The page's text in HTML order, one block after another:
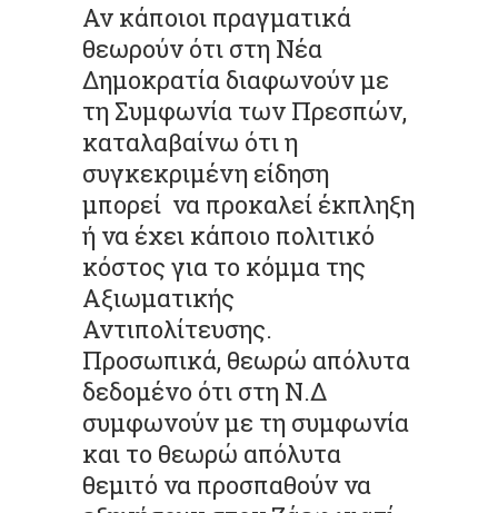
Αν κάποιοι πραγματικά
θεωρούν ότι στη Νέα
Δημοκρατία διαφωνούν με
τη Συμφωνία των Πρεσπών,
καταλαβαίνω ότι η
συγκεκριμένη είδηση
μπορεί να προκαλεί έκπληξη
ή να έχει κάποιο πολιτικό
κόστος για το κόμμα της
Αξιωματικής
Αντιπολίτευσης.
Προσωπικά, θεωρώ απόλυτα
δεδομένο ότι στη Ν.Δ
συμφωνούν με τη συμφωνία
και το θεωρώ απόλυτα
θεμιτό να προσπαθούν να